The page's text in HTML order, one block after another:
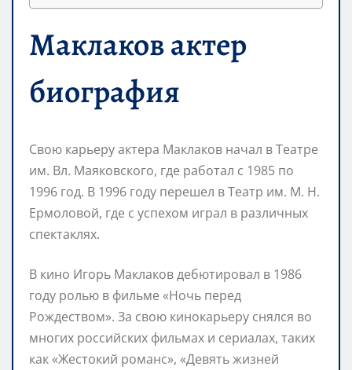
Маклаков актер
биография
Свою карьеру актера Маклаков начал в Театре
им. Вл. Маяковского, где работал с 1985 по
1996 год. В 1996 году перешел в Театр им. М. Н.
Ермоловой, где с успехом играл в различных
спектаклях.
В кино Игорь Маклаков дебютировал в 1986
году ролью в фильме «Ночь перед
Рождеством». За свою кинокарьеру снялся во
многих российских фильмах и сериалах, таких
как «Жестокий романс», «Девять жизней